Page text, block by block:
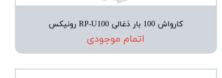
کارواش 100 بار ذغالی RP-U100 رونیکس
اتمام موجودی